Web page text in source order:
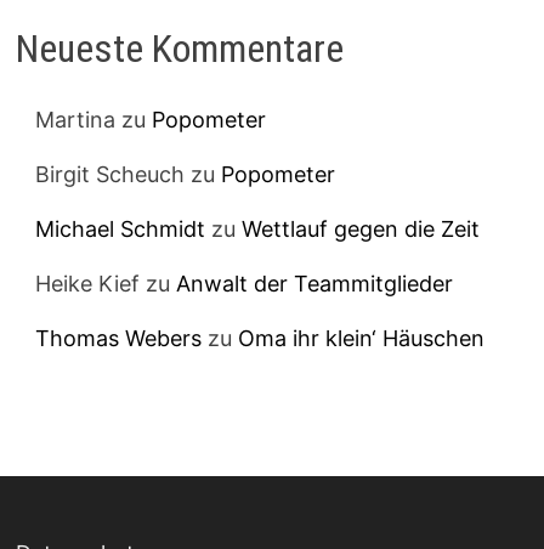
Neueste Kommentare
Martina zu Popometer
Birgit Scheuch zu Popometer
Michael Schmidt zuWettlauf gegen die Zeit
Heike Kief zuAnwalt der Teammitglieder
Thomas Webers zu Oma ihr klein‘ Häuschen